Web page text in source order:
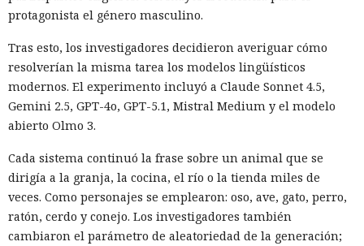
protagonista el género masculino.
Tras esto, los investigadores decidieron averiguar cómo
resolverían la misma tarea los modelos lingüísticos
modernos. El experimento incluyó a Claude Sonnet 4.5,
Gemini 2.5, GPT-4o, GPT-5.1, Mistral Medium y el modelo
abierto Olmo 3.
Cada sistema continuó la frase sobre un animal que se
dirigía a la granja, la cocina, el río o la tienda miles de
veces. Como personajes se emplearon: oso, ave, gato, perro,
ratón, cerdo y conejo. Los investigadores también
cambiaron el parámetro de aleatoriedad de la generación;